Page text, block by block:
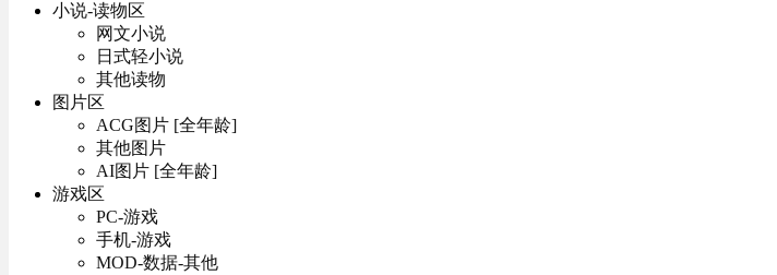
小说-读物区
网文小说
日式轻小说
其他读物
图片区
ACG图片 [全年龄]
其他图片
AI图片 [全年龄]
游戏区
PC-游戏
手机-游戏
MOD-数据-其他